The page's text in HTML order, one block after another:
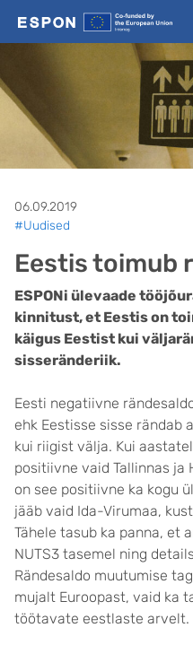
Liigu edasi põhisisu juurde
06.09.2019
#Uudised
Eestis toimub
ESPONi ülevaade
kinnitust, et Eestis on
käigus Eestist kui
sisseränderiik.
Eesti negatiivne
ehk Eestisse sisse rändab
kui riigist välja. Kui
positiivne vaid Tallinnas ja
on see positiivne ka kogu
jääb vaid Ida-Virumaa,
Tähele tasub ka panna, et
NUTS3 tasemel ning
Rändesaldo muutumise
mujalt Euroopast, vaid ka
töötavate eestlaste arvelt.